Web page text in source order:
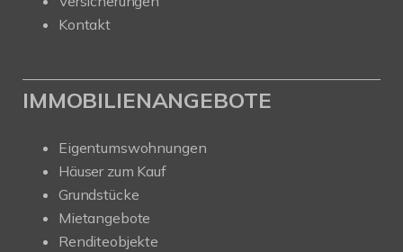
Kontakt
IMMOBILIENANGEBOTE
Eigentumswohnungen
Häuser zum Kauf
Grundstücke
Mietangebote
Renditeobjekte